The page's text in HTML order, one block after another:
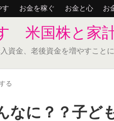
す お金を稼ぐ お金と心 お
米国株と家
資金、老後資金を増やすこと
る
なに？？子ど